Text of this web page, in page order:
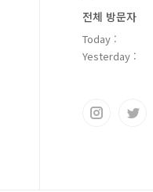
전체 방문자
Today :
Yesterday :